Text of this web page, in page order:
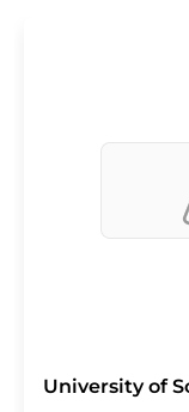
University of